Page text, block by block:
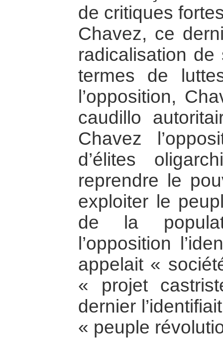
de critiques
Chavez, ce
radicalisation
termes de
l’opposition,
caudillo
Chavez
d’élites
reprendre le
exploiter le
de la
l’opposition
appelait «
« projet
dernier
« peuple